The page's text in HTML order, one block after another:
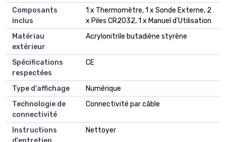
Composants
inclus
1 x Thermomètre, 1 x Sonde Externe, 2
x Piles CR2032, 1 x Manuel d'Utilisation
Matériau
extérieur
Acrylonitrile butadiène styrène
Spécifications
respectées
CE
Type d'affichage
Numérique
Technologie de
connectivité
Connectivité par câble
Instructions
Nettoyer